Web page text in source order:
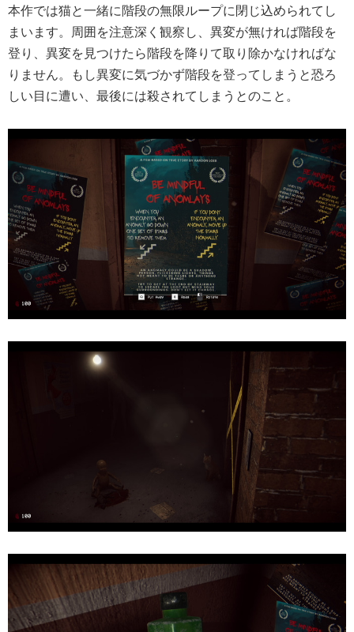
本作では猫と一緒に階段の無限ループに閉じ込められてし
まいます。周囲を注意深く観察し、異変が無ければ階段を
登り、異変を見つけたら階段を降りて取り除かなければな
りません。もし異変に気づかず階段を登ってしまうと恐ろ
しい目に遭い、最後には殺されてしまうとのこと。